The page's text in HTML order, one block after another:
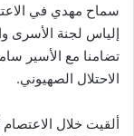
سماح مهدي في
إلياس لجنة الأسرى
تضامنا مع الأسير
الاحتلال الصهيوني.
ألقيت خلال